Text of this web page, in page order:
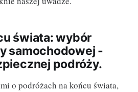
świata: wybór
samochodowej -
podróży.
o podróżach na końcu świata,